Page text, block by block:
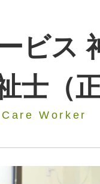
ビス
士（
Care Worker